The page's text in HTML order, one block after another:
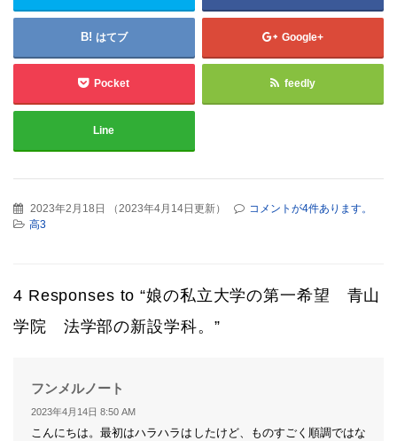
はてブ Google+
Pocket feedly
Line
2023年2月18日 （2023年4月14日更新）
コメントが4件あります。
高3
4 Responses to “娘の私立大学の第一希望 青山
学院 法学部の新設学科。”
フンメルノート
り:
2023年4月14日 8:50 AM
こんにちは。最初はハラハラはしたけど、ものすごく順調ではな